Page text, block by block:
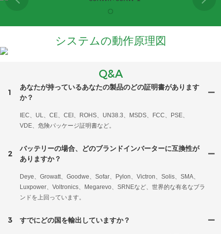
システムの動作原理図
Q&A
1
あなたが持っているあなたの製品のどの証明書があります
か？
IEC、UL、CE、CEI、ROHS、UN38.3、MSDS、FCC、PSE、
VDE、危険パッケージ証明書など。
2
バッテリーの場合、どのブランドインバーターに互換性が
ありますか？
Deye、Growatt、Goodwe、Sofar、Pylon、Victron、Solis、SMA、
Luxpower、Voltronics、Megarevo、SRNEなど、世界的な有名なブラ
ンドを上回っています。
3 すでにどの国を輸出していますか？